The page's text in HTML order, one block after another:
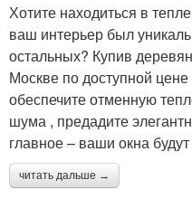
Хотите находиться в
ваш интерьер был
остальных? Купив
Москве по доступной
обеспечите отменную
шума , предадите
главное – ваши окна
читать дальше →